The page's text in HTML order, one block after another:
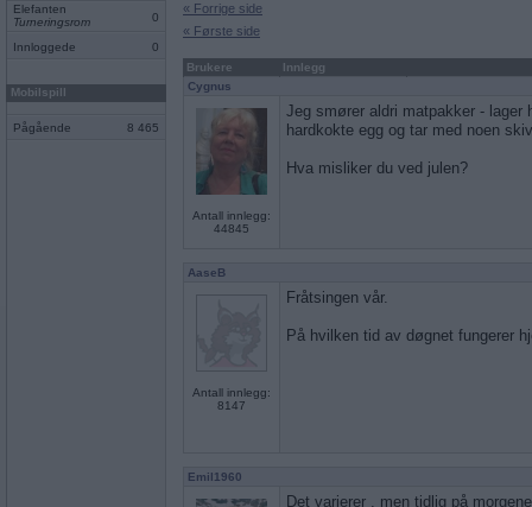
Elefanten
Turneringsrom
0
Innloggede 0
Mobilspill
Pågående 8 465
« Forrige side
« Første side
Brukere
Innlegg
Cygnus
Antall innlegg:
44845
Jeg smører aldri matpakker - lager
hardkokte egg og tar med noen
Hva misliker du ved julen?
AaseB
Antall innlegg:
8147
Fråtsingen vår.
På hvilken tid av døgnet fungerer
Emil1960
Det varierer , men tidlig på